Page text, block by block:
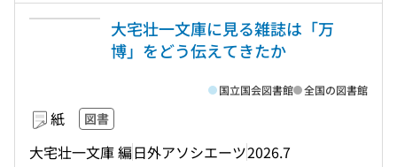
大宅壮一文庫に見る雑誌は「万
博」をどう伝えてきたか
紙 図書
大宅壮一文庫 編日外アソシエーツ2026.7
国立国会図書館 全国の図書館